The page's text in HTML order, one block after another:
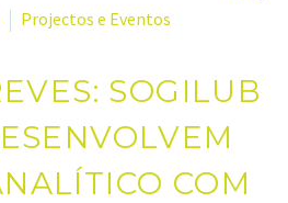
Projectos e Eventos
SOGILUB
COM